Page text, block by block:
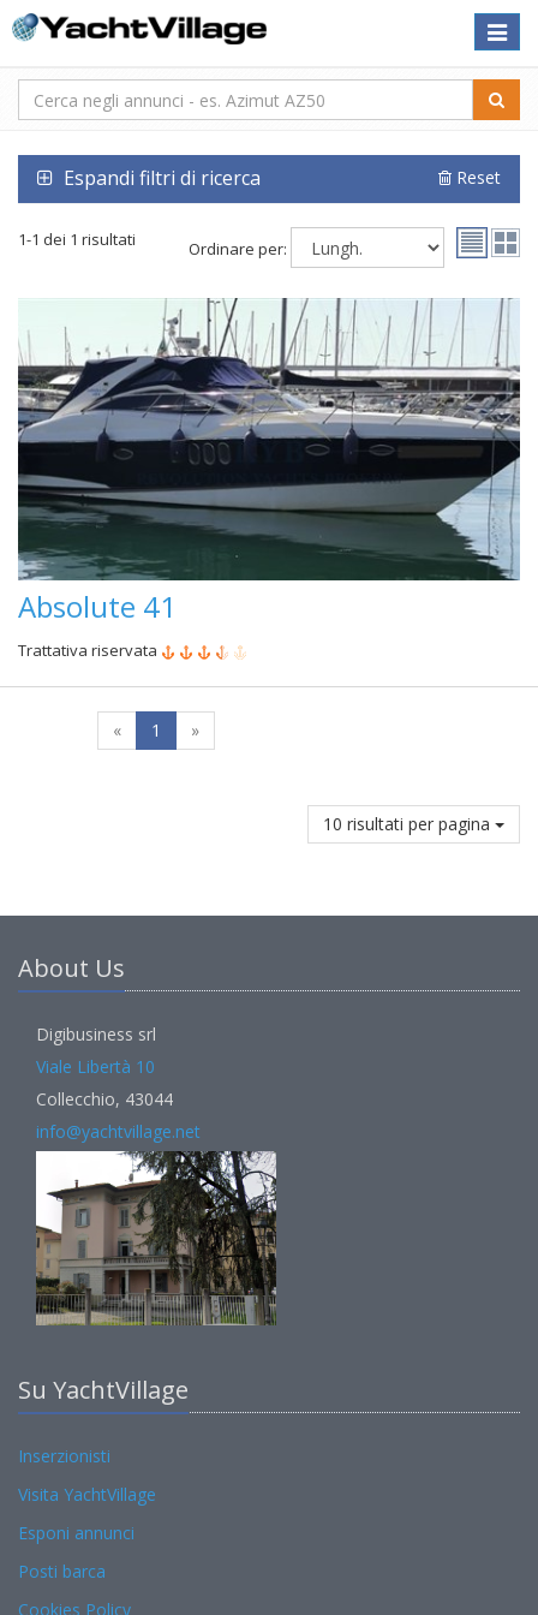
Toggle
Espandi filtri di ricerca Reset
1-1 dei 1 risultati Ordinare per:
Absolute 41
Trattativa riservata
« 1 »
10 risultati per pagina
About Us
Digibusiness srl
Viale Libertà 10
Collecchio, 43044
info@yachtvillage.net
Su YachtVillage
Inserzionisti
Visita YachtVillage
Esponi annunci
Posti barca
Cookies Policy